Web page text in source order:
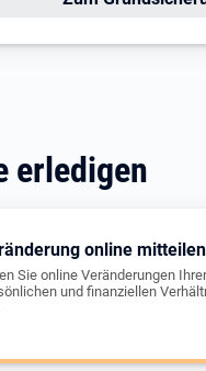
erledigen
online mitteilen
Sie online Veränderungen Ihrer
und finanziellen